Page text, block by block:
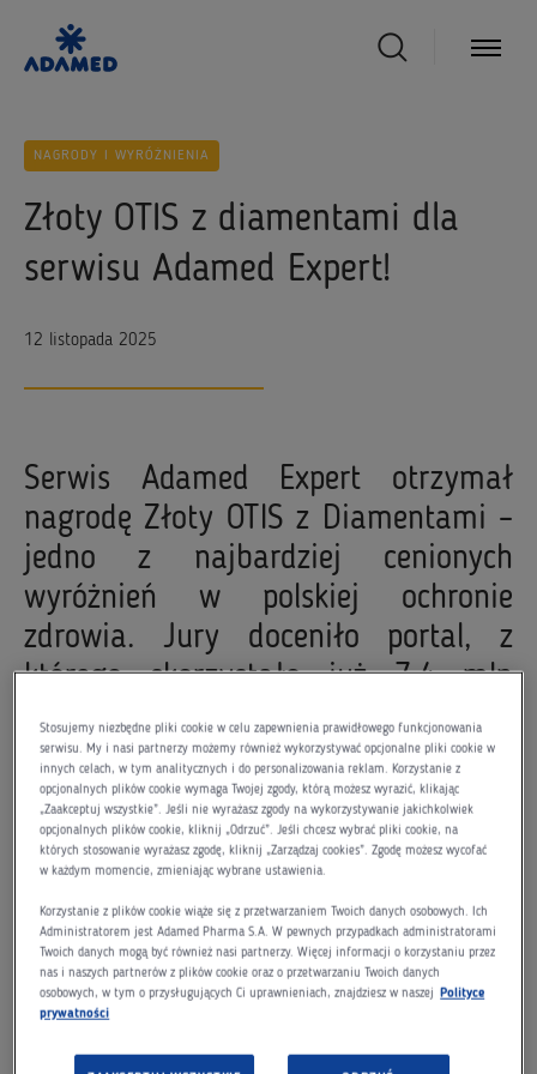
NAGRODY I WYRÓŻNIENIA
Złoty OTIS z diamentami dla
serwisu Adamed Expert!
12 listopada 2025
Serwis Adamed Expert otrzymał
nagrodę Złoty OTIS z Diamentami –
jedno z najbardziej cenionych
wyróżnień w polskiej ochronie
zdrowia. Jury doceniło portal, z
którego skorzystało już 7,4 mln
użytkowników, za nowoczesne
podejście do edukacji medycznej i
wsparcie dla specjalistów oraz
pacjentów.
Adamed Expert – sprawdzona wiedza
medyczna w zasięgu ręki
Adamed Expert to serwis stworzony przez Adamed
Pharma, który w krótkim czasie stał się jednym z
Stosujemy niezbędne pliki cookie w celu zapewnienia prawidłowego funkcjonowania
serwisu. My i nasi partnerzy możemy również wykorzystywać opcjonalne pliki cookie w
innych celach, w tym analitycznych i do personalizowania reklam. Korzystanie z
opcjonalnych plików cookie wymaga Twojej zgody, którą możesz wyrazić, klikając
„Zaakceptuj wszystkie”. Jeśli nie wyrażasz zgody na wykorzystywanie jakichkolwiek
opcjonalnych plików cookie, kliknij „Odrzuć”. Jeśli chcesz wybrać pliki cookie, na
których stosowanie wyrażasz zgodę, kliknij „Zarządzaj cookies”. Zgodę możesz wycofać
w każdym momencie, zmieniając wybrane ustawienia.
Korzystanie z plików cookie wiąże się z przetwarzaniem Twoich danych osobowych. Ich
Administratorem jest Adamed Pharma S.A. W pewnych przypadkach administratorami
Twoich danych mogą być również nasi partnerzy. Więcej informacji o korzystaniu przez
nas i naszych partnerów z plików cookie oraz o przetwarzaniu Twoich danych
osobowych, w tym o przysługujących Ci uprawnieniach, znajdziesz w naszej
Polityce
prywatności